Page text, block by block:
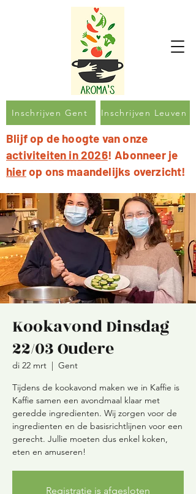
Inschrijven Gent Inschrijven Leuven
Blijf op de hoogte van onze
activiteiten in 2026! Abonneer je
hierop ons maandelijks overzicht!
Kookavond Dinsdag
22/03 Oudere
di 22 mrt
  |
Gent
Tijdens de kookavond maken we in Kaffie is
Kaffie samen een avondmaal klaar met
geredde ingredienten. Wij zorgen voor de
ingredienten en de basisrichtlijnen voor een
gerecht. Jullie moeten dus enkel koken,
eten en amuseren!
Registratie is afgesloten